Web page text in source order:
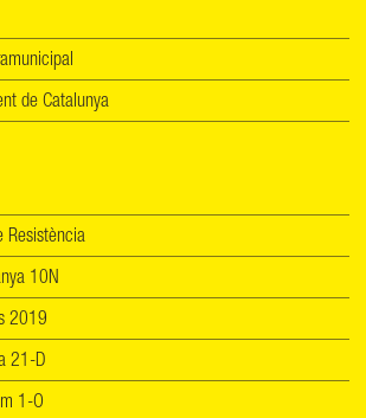
de Catalunya
Resistència
10N
2019
21-D
1-O